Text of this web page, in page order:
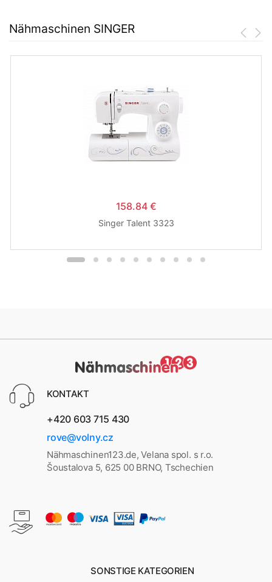
Nähmaschinen SINGER
158.84 €
Singer Talent 3323
KONTAKT
+420 603 715 430
rove@volny.cz
Nähmaschinen123.de, Velana spol. s r.o.
Šoustalova 5, 625 00 BRNO, Tschechien
SONSTIGE KATEGORIEN